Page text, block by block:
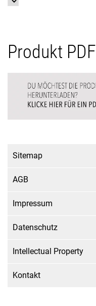
Produkt PDF
Sitemap
AGB
Impressum
Datenschutz
Intellectual Property
Kontakt